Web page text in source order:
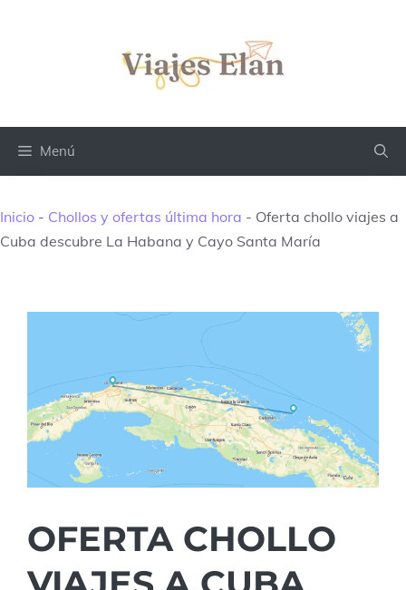
Menú
Inicio - Chollos y ofertas última hora - Oferta chollo viajes a
Cuba descubre La Habana y Cayo Santa María
OFERTA CHOLLO